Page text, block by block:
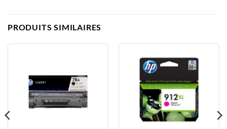
PRODUITS SIMILAIRES